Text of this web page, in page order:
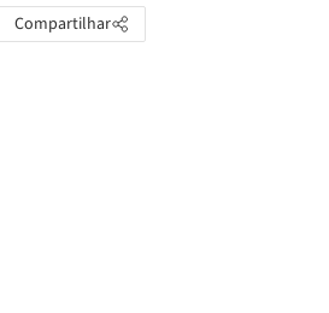
Compartilhar